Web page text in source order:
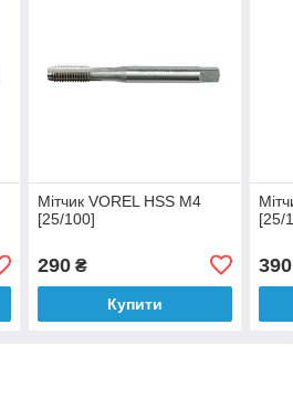
Мітчик VOREL HSS M4
[25/100]
290₴
Купити
[25/
390